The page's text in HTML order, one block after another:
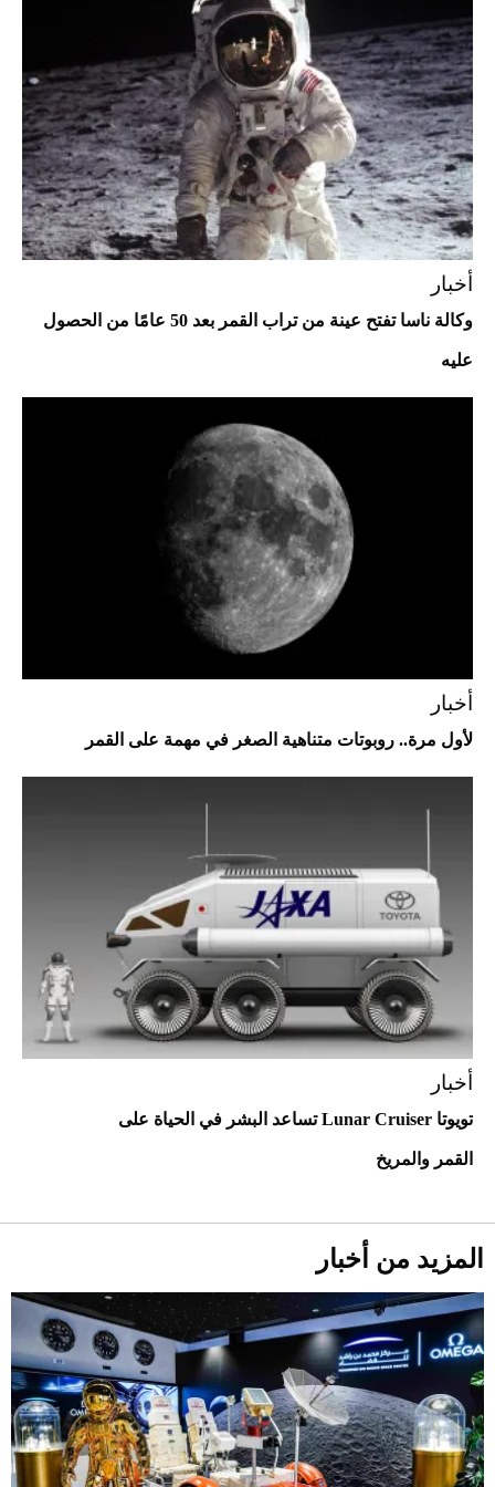
أغلى 10 عطور في العالم للرجال تمنحك فخامة
استثنائية
Aston Martin Valiant: على هوى الأبطال
أفضل تدريج للشعر الطويل لإطلالة جريئة وعصرية
أحذية Mary Jane: ترف وأناقة للرجال
2026-07-25
قبل ليلة النزال.. اكتمال وزن أبطال "The
Comeback" في جدة (فيديو)
2026-07-25
أخبار
وكالة ناسا تفتح عينة من تراب القمر بعد 50 عامًا من الحصول
عليه
أخبار
لأول مرة.. روبوتات متناهية الصغر في مهمة على القمر
أخبار
تويوتا Lunar Cruiser تساعد البشر في الحياة على
القمر والمريخ
المزيد من أخبار